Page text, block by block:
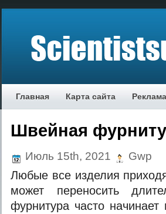
Главная Карта сайта Реклама
Швейная
Июль 15th, 2021 Gwp
Любые все изделия
может переносить
фурнитура часто